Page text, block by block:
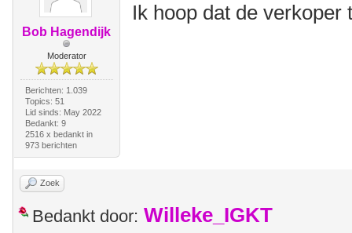
Bob Hagendijk
Moderator
Berichten: 1.039
Topics: 51
Lid sinds: May 2022
Bedankt: 9
2516 x bedankt in
973 berichten
Ik hoop dat de
Zoek
Bedankt door: Willeke_IGKT